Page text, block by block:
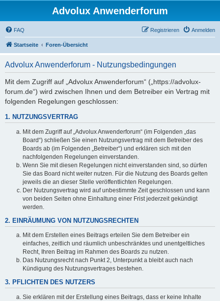
Advolux Anwenderforum
FAQ Anmelden
Registrieren
Startseite Foren-Übersicht
Advolux Anwenderforum - Nutzungsbedingungen
Mit dem Zugriff auf „Advolux Anwenderforum“ („https://advolux-
forum.de“) wird zwischen Ihnen und dem Betreiber ein Vertrag mit
folgenden Regelungen geschlossen:
1. NUTZUNGSVERTRAG
Mit dem Zugriff auf „Advolux Anwenderforum“ (im Folgenden „das
Board“) schließen Sie einen Nutzungsvertrag mit dem Betreiber des
Boards ab (im Folgenden „Betreiber“) und erklären sich mit den
nachfolgenden Regelungen einverstanden.
Wenn Sie mit diesen Regelungen nicht einverstanden sind, so dürfen
Sie das Board nicht weiter nutzen. Für die Nutzung des Boards gelten
jeweils die an dieser Stelle veröffentlichten Regelungen.
Der Nutzungsvertrag wird auf unbestimmte Zeit geschlossen und kann
von beiden Seiten ohne Einhaltung einer Frist jederzeit gekündigt
werden.
2. EINRÄUMUNG VON NUTZUNGSRECHTEN
Mit dem Erstellen eines Beitrags erteilen Sie dem Betreiber ein
einfaches, zeitlich und räumlich unbeschränktes und unentgeltliches
Recht, Ihren Beitrag im Rahmen des Boards zu nutzen.
Das Nutzungsrecht nach Punkt 2, Unterpunkt a bleibt auch nach
Kündigung des Nutzungsvertrages bestehen.
3. PFLICHTEN DES NUTZERS
Sie erklären mit der Erstellung eines Beitrags, dass er keine Inhalte